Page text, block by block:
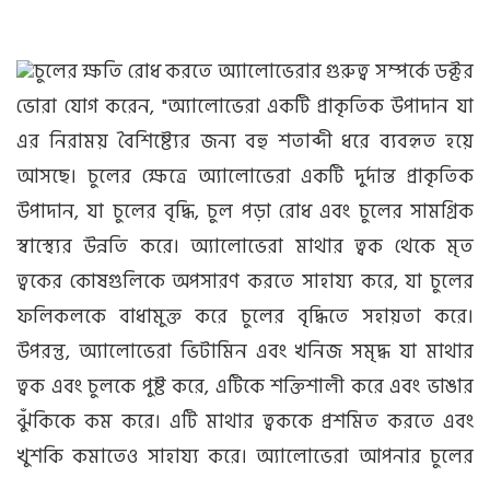
চুলের ক্ষতি রোধ করতে অ্যালোভেরার গুরুত্ব সম্পর্কে ডক্টর
ভোরা যোগ করেন, "অ্যালোভেরা একটি প্রাকৃতিক উপাদান যা
এর নিরাময় বৈশিষ্ট্যের জন্য বহু শতাব্দী ধরে ব্যবহৃত হয়ে
আসছে। চুলের ক্ষেত্রে অ্যালোভেরা একটি দুর্দান্ত প্রাকৃতিক
উপাদান, যা চুলের বৃদ্ধি, চুল পড়া রোধ এবং চুলের সামগ্রিক
স্বাস্থ্যের উন্নতি করে। অ্যালোভেরা মাথার ত্বক থেকে মৃত
ত্বকের কোষগুলিকে অপসারণ করতে সাহায্য করে, যা চুলের
ফলিকলকে বাধামুক্ত করে চুলের বৃদ্ধিতে সহায়তা করে।
উপরন্তু, অ্যালোভেরা ভিটামিন এবং খনিজ সমৃদ্ধ যা মাথার
ত্বক এবং চুলকে পুষ্ট করে, এটিকে শক্তিশালী করে এবং ভাঙার
ঝুঁকিকে কম করে। এটি মাথার ত্বককে প্রশমিত করতে এবং
খুশকি কমাতেও সাহায্য করে। অ্যালোভেরা আপনার চুলের